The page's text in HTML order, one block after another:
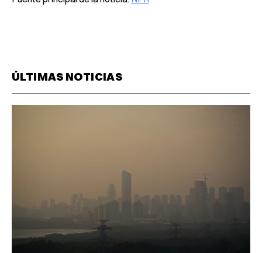
ÚLTIMAS NOTICIAS